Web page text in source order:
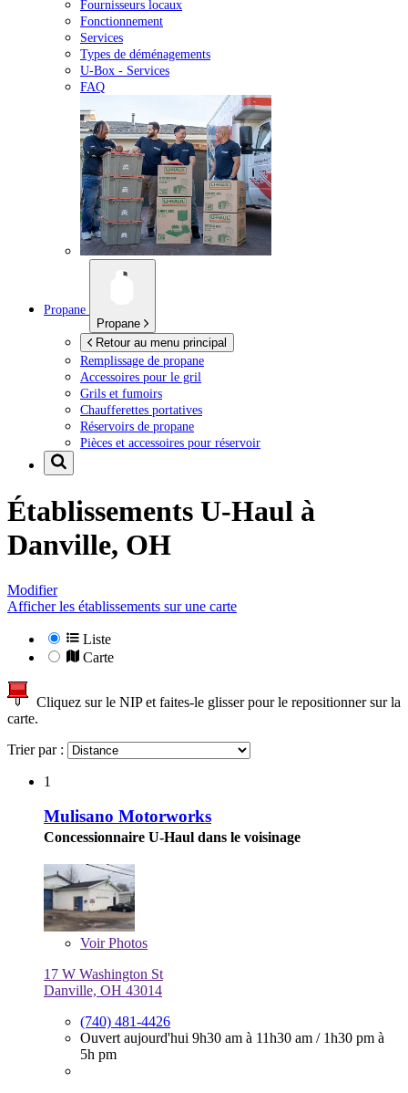
Fournisseurs locaux
Fonctionnement
Services
Types de déménagements
U-Box - Services
FAQ
Propane
Propane
Retour au menu principal
Remplissage de propane
Accessoires pour le gril
Grils et fumoirs
Chaufferettes portatives
Réservoirs de propane
Pièces et accessoires pour réservoir
Établissements U-Haul à
Danville, OH
Modifier
Afficher les établissements sur une carte
Liste
Carte
Cliquez sur le NIP et faites-le glisser pour le repositionner sur la
carte.
Trier par :
1
Mulisano Motorworks
Concessionnaire U-Haul dans le voisinage
VoirPhotos
17 W Washington St
Danville, OH 43014
(740) 481-4426
Ouvert aujourd'hui 9h30 am à 11h30 am / 1h30 pm à
5h pm